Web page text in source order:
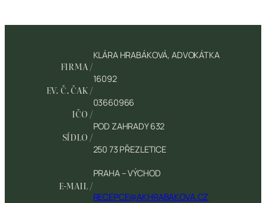
FIRMA /
EV. Č. ČAK /
IČO /
SÍDLO /
E-MAIL /
KLÁRA HRABÁKOVÁ, ADVOKÁTKA
16092
03660966
POD ZAHRADY 632
250 73 PŘEZLETICE
PRAHA – VÝCHOD
RECEPCE@AKHRABAKOVA.CZ